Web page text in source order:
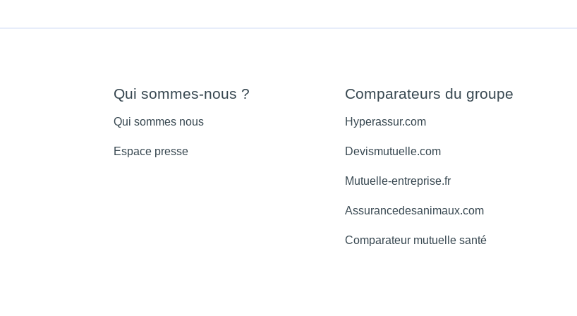
Qui sommes-nous ?
Qui sommes nous
Espace presse
Comparateurs du groupe
Hyperassur.com
Devismutuelle.com
Mutuelle-entreprise.fr
Assurancedesanimaux.com
Comparateur mutuelle santé